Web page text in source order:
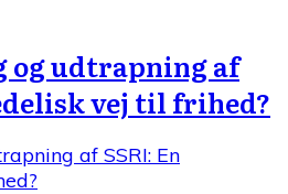
og udtrapning af
vej til frihed?
af SSRI: En